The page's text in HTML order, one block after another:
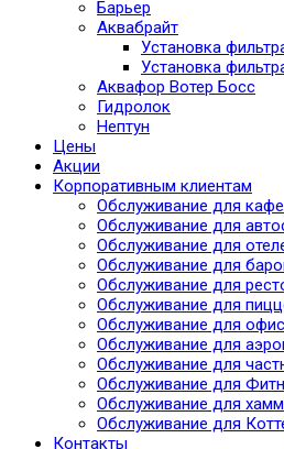
Барьер
Аквабрайт
Установка
Установка
Аквафор Вотер Босс
Гидролок
Нептун
Цены
Акции
Корпоративным клиентам
Обслуживание для кафе
Обслуживание для
Обслуживание для
Обслуживание для
Обслуживание для
Обслуживание для
Обслуживание для
Обслуживание для
Обслуживание для
Обслуживание для
Обслуживание для
Обслуживание для
Контакты